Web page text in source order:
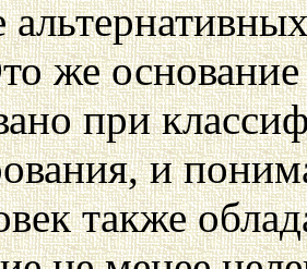
же
при
и
также